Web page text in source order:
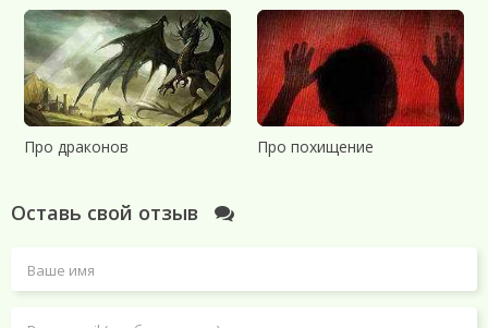
Про драконов Про похищение
Оставь свой отзыв